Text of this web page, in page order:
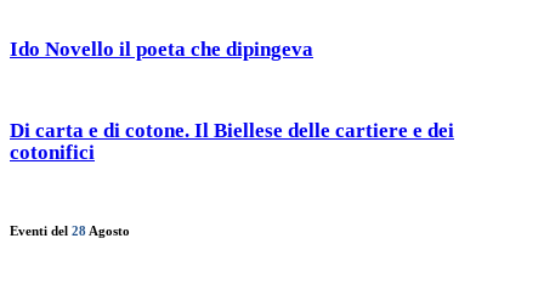
Ido Novello il poeta che dipingeva
Di carta e di cotone. Il Biellese delle cartiere e dei
cotonifici
Eventi del 28 Agosto